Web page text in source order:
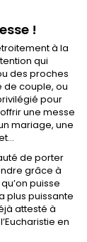
!
à la
qui
des proches
de couple, ou
pour
une messe
mariage, une
de porter
grâce à
puisse
plus puissante
attesté à
en